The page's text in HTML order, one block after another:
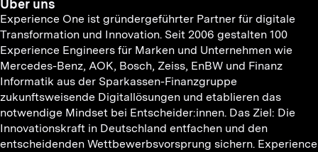
Über uns
Experience One ist gründergeführter Partner für digitale
Transformation und Innovation. Seit 2006 gestalten 100
Experience Engineers für Marken und Unternehmen wie
Mercedes-Benz, AOK, Bosch, Zeiss, EnBW und Finanz
Informatik aus der Sparkassen-Finanzgruppe
zukunftsweisende Digitallösungen und etablieren das
notwendige Mindset bei Entscheider:innen. Das Ziel: Die
Innovationskraft in Deutschland entfachen und den
entscheidenden Wettbewerbsvorsprung sichern. Experience